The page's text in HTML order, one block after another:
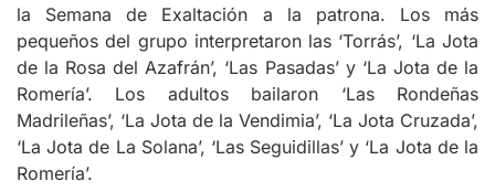
la Semana de Exaltación a la patrona. Los más
pequeños del grupo interpretaron las ‘Torrás’, ‘La Jota
de la Rosa del Azafrán’, ‘Las Pasadas’ y ‘La Jota de la
Romería’. Los adultos bailaron ‘Las Rondeñas
Madrileñas’, ‘La Jota de la Vendimia’, ‘La Jota Cruzada’,
‘La Jota de La Solana’, ‘Las Seguidillas’ y ‘La Jota de la
Romería’.